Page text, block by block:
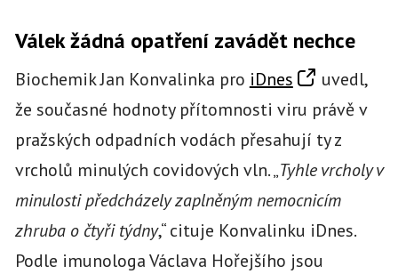
Válek žádná opatření zavádět nechce
Biochemik Jan Konvalinka pro iDnes
uvedl,
že současné hodnoty přítomnosti viru právě v
pražských odpadních vodách přesahují ty z
vrcholů minulých covidových vln. „Tyhle vrcholy v
minulosti předcházely zaplněným nemocnicím
zhruba o čtyři týdny,“ cituje Konvalinku iDnes.
Podle imunologa Václava Hořejšího jsou